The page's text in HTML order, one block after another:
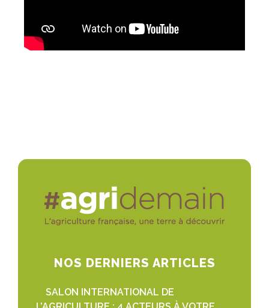
NOS DERNIERS ARTICLES
SALON INTERNATIONAL DE